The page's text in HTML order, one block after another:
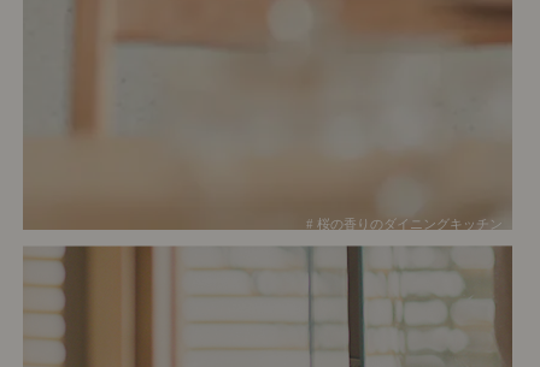
# 桜の香りのダイニングキッチン